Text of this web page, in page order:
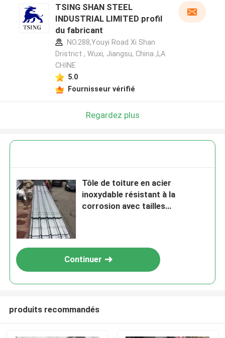
TSING SHAN STEEL
INDUSTRIAL LIMITED profil
du fabricant
NO.288,Youyi Road Xi Shan
Dristrict , Wuxi, Jiangsu, China ,LA
CHINE
5.0
Fournisseur vérifié
Regardez plus
Tôle de toiture en acier
inoxydable résistant à la
corrosion avec tailles
Continuer
produits recommandés